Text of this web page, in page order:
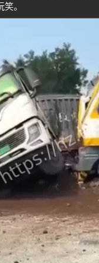
。